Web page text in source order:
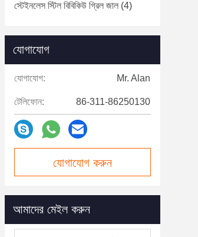
স্টেইনলেস স্টিল বিবিকিউ গ্রিল জাল (4)
যোগাযোগ
যোগাযোগ: Mr. Alan
টেলিফোন: 86-311-86250130
যোগাযোগ করুন
আমাদের মেইল ​​করুন